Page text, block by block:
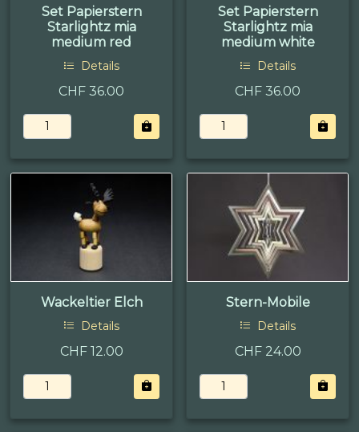
Set Papierstern
Starlightz mia
medium red
Details
CHF 36.00
Set Papierstern
Starlightz mia
medium white
Details
CHF 36.00
Wackeltier Elch
Details
CHF 12.00
Stern-Mobile
Details
CHF 24.00